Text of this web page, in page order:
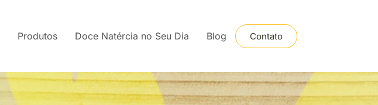
Produtos Doce Natércia no Seu Dia Blog Contato